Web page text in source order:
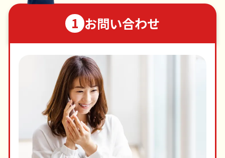
1 お問い合わせ